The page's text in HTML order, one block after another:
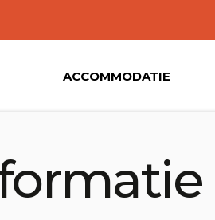
ACCOMMODATIE